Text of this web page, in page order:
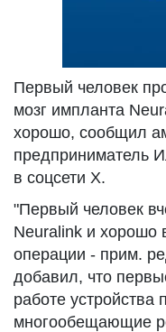
Первый человек
мозг импланта
хорошо, сообщил
предприниматель
в соцсети Х.
"Первый человек
Neuralink и хорошо
операции - прим.
добавил, что
работе устройства
многообещающие